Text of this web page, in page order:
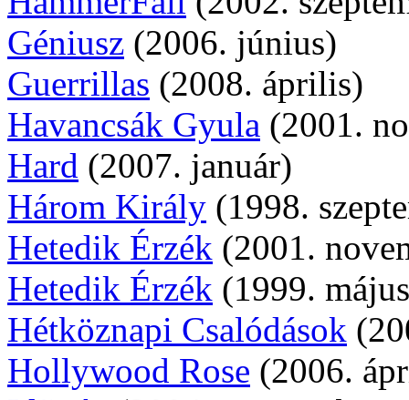
Géniusz (2006. június)
Guerrillas (2008. április)
Havancsák Gyula (2001.
Hard (2007. január)
Három Király (1998.
Hetedik Érzék (2001.
Hetedik Érzék (1999.
Hétköznapi Csalódások
Hollywood Rose (2006.